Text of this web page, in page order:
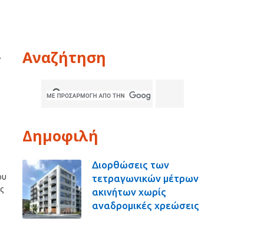
Αναζήτηση
Δημοφιλή
Διορθώσεις των
τετραγωνικών μέτρων
ακινήτων χωρίς
αναδρομικές χρεώσεις